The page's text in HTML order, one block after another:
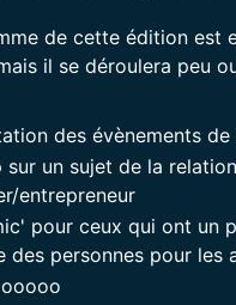
de cette édition est
il se déroulera peu
des évènements
sur un sujet de la relation
entrepreneur
pour ceux qui ont un
des personnes pour les